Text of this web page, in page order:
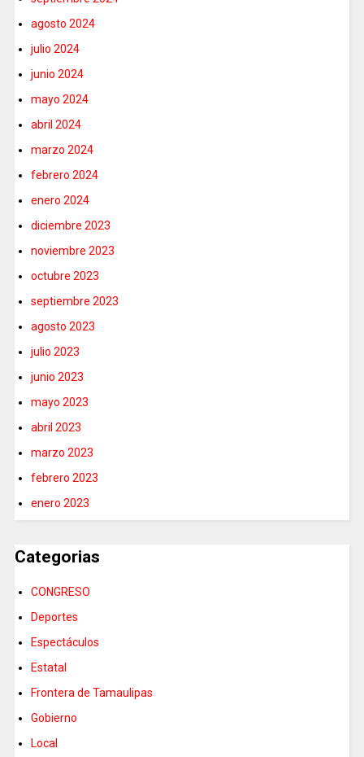
agosto 2024
julio 2024
junio 2024
mayo 2024
abril 2024
marzo 2024
febrero 2024
enero 2024
diciembre 2023
noviembre 2023
octubre 2023
septiembre 2023
agosto 2023
julio 2023
junio 2023
mayo 2023
abril 2023
marzo 2023
febrero 2023
enero 2023
Categorias
CONGRESO
Deportes
Espectáculos
Estatal
Frontera de Tamaulipas
Gobierno
Local